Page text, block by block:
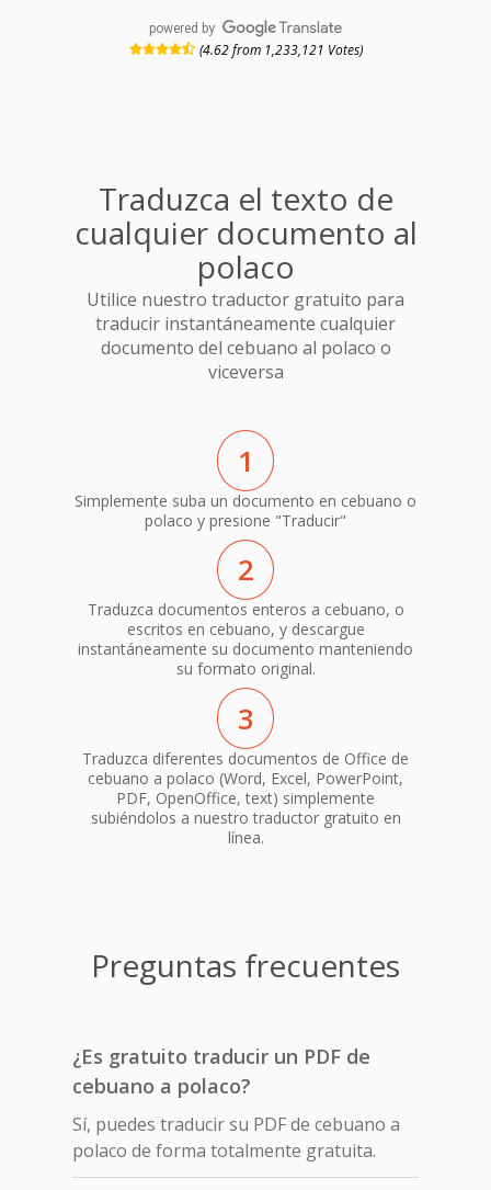
powered by
(4.62 from 1,233,121 Votes)
Traduzca el texto de
cualquier documento al
polaco
Utilice nuestro traductor gratuito para
traducir instantáneamente cualquier
documento del cebuano al polaco o
viceversa
1
Simplemente suba un documento en cebuano o
polaco y presione "Traducir"
2
Traduzca documentos enteros a cebuano, o
escritos en cebuano, y descargue
instantáneamente su documento manteniendo
su formato original.
3
Traduzca diferentes documentos de Office de
cebuano a polaco (Word, Excel, PowerPoint,
PDF, OpenOffice, text) simplemente
subiéndolos a nuestro traductor gratuito en
línea.
Preguntas frecuentes
¿Es gratuito traducir un PDF de
cebuano a polaco?
Sí, puedes traducir su PDF de cebuano a
polaco de forma totalmente gratuita.